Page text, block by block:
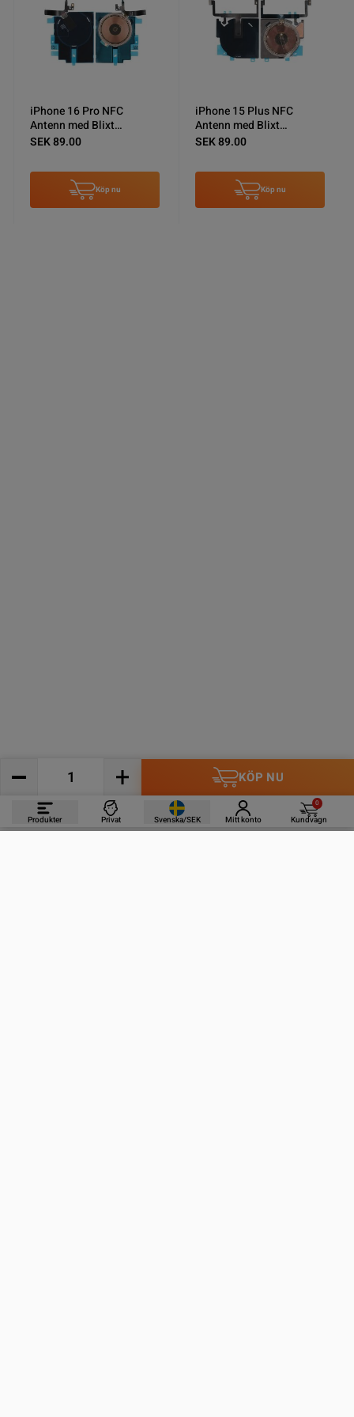
KÖP NU
iPhone 16 Pro NFC
Antenn med Blixt
Ficklampa Flexkabel OEM
SEK 89.00
Köp nu
iPhone 15 Plus NFC
Antenn med Blixt
Ficklampa Flexkabel OEM
SEK 89.00
Köp nu
Produkter Privat Svenska/SEK Mitt konto
0
Kundvagn